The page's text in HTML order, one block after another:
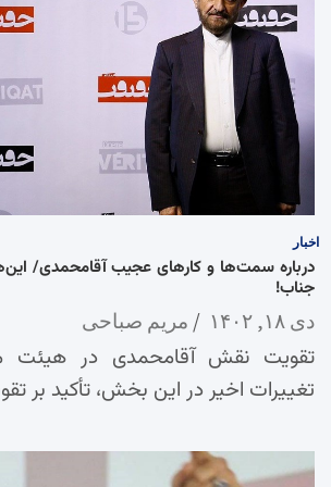
اخبار
درباره سمت‌ها و کارهای عجیب آقامحمدی/
جناب!
دی ۱۸, ۱۴۰۲ مریم صباحی
تقویت نقش آقامحمدی در هیئت
تغییرات اخیر در این بخش، تأکید بر